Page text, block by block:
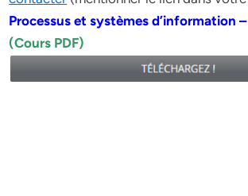
Processus et systèmes d’information
(Cours PDF)